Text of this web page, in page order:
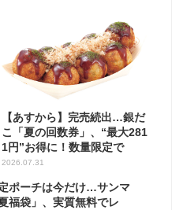
【あすから】完売続出…銀だ
こ「夏の回数券」、“最大281
1円”お得に！数量限定で
2026.07.31
ポーチは今だけ…サンマ
福袋」、実質無料でレ